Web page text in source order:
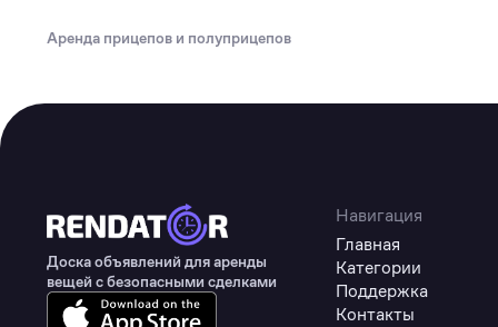
Товары для животных
Здоровье
Цифровые товары
Аренда прицепов и полуприцепов
Доска объявлений для аренды
вещей с безопасными сделками
Навигация
Главная
Категории
Поддержка
Контакты